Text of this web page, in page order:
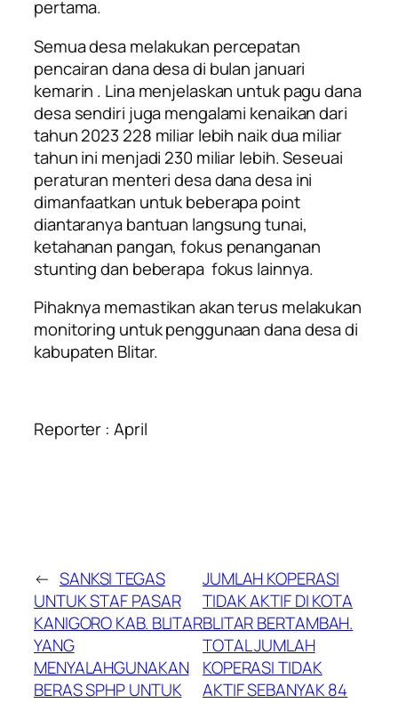
pertama.
Semua desa melakukan percepatan
pencairan dana desa di bulan januari
kemarin . Lina menjelaskan untuk pagu dana
desa sendiri juga mengalami kenaikan dari
tahun 2023 228 miliar lebih naik dua miliar
tahun ini menjadi 230 miliar lebih. Seseuai
peraturan menteri desa dana desa ini
dimanfaatkan untuk beberapa point
diantaranya bantuan langsung tunai,
ketahanan pangan, fokus penanganan
stunting dan beberapa fokus lainnya.
Pihaknya memastikan akan terus melakukan
monitoring untuk penggunaan dana desa di
kabupaten Blitar.
Reporter : April
← SANKSI TEGAS
UNTUK STAF PASAR
KANIGORO KAB. BLITAR
YANG
MENYALAHGUNAKAN
BERAS SPHP UNTUK
JUMLAH KOPERASI
TIDAK AKTIF DI KOTA
BLITAR BERTAMBAH.
TOTAL JUMLAH
KOPERASI TIDAK
AKTIF SEBANYAK 84